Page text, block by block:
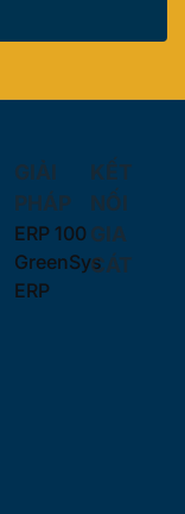
GIẢI
PHÁP
ERP 100
GreenSys
ERP
KẾT
NỐI
GIA
CÁT